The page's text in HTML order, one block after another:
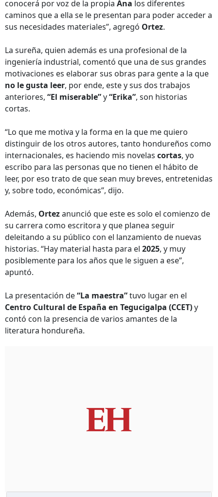
conocerá por voz de la propia Ana los diferentes
caminos que a ella se le presentan para poder acceder a
sus necesidades materiales”, agregó Ortez.
La sureña, quien además es una profesional de la
ingeniería industrial, comentó que una de sus grandes
motivaciones es elaborar sus obras para gente a la que
no le gusta leer, por ende, este y sus dos trabajos
anteriores, “El miserable”y“Erika”, son historias
cortas.
“Lo que me motiva y la forma en la que me quiero
distinguir de los otros autores, tanto hondureños como
internacionales, es haciendo mis novelas cortas, yo
escribo para las personas que no tienen el hábito de
leer, por eso trato de que sean muy breves, entretenidas
y, sobre todo, económicas”, dijo.
Además, Ortezanunció que este es solo el comienzo de
su carrera como escritora y que planea seguir
deleitando a su público con el lanzamiento de nuevas
historias. “Hay material hasta para el 2025, y muy
posiblemente para los años que le siguen a ese”,
apuntó.
La presentación de“La maestra”tuvo lugar en el
Centro Cultural de España en Tegucigalpa (CCET)y
contó con la presencia de varios amantes de la
literatura hondureña.